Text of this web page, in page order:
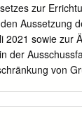
zur
Aussetzung
sowie zur
der
von
Maria